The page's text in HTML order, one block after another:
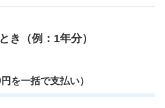
き（例：1年分）
を一括で支払い）